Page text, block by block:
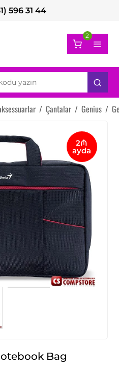
596 31 44
2
/ Çantalar / Genius /
2₼
ayda
Bag